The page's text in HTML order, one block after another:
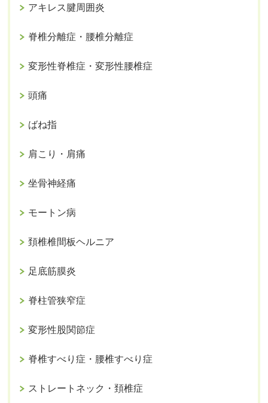
アキレス腱周囲炎
脊椎分離症・腰椎分離症
変形性脊椎症・変形性腰椎症
頭痛
ばね指
肩こり・肩痛
坐骨神経痛
モートン病
頚椎椎間板ヘルニア
足底筋膜炎
脊柱管狭窄症
変形性股関節症
脊椎すべり症・腰椎すべり症
ストレートネック・頚椎症